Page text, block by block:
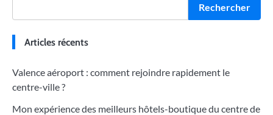
Rechercher
Articles récents
Valence aéroport : comment rejoindre rapidement le
centre-ville ?
Mon expérience des meilleurs hôtels-boutique du centre de